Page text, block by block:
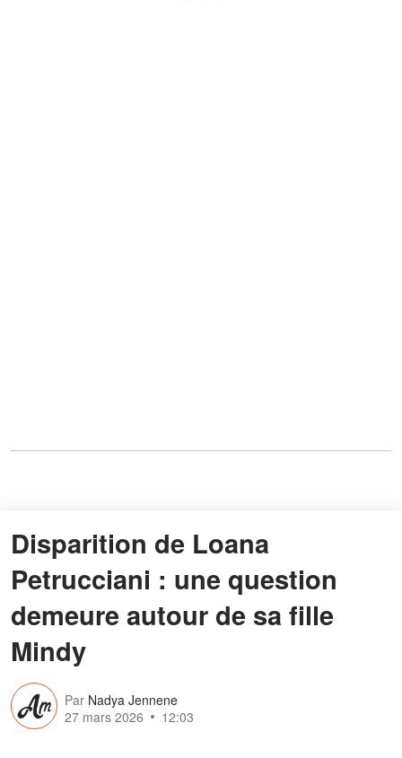
Disparition de Loana
Petrucciani : une question
demeure autour de sa fille
Mindy
Par Nadya Jennene
27 mars 2026
12:03